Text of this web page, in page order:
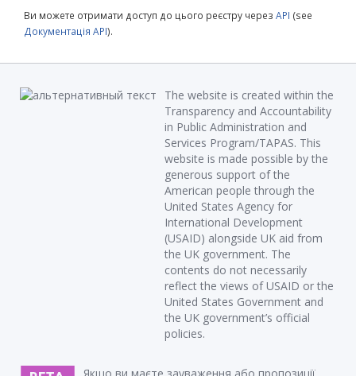
Ви можете отримати доступ до цього реєстру через API (see
Документація API).
The website is created within the
Transparency and Accountability
in Public Administration and
Services Program/TAPAS. This
website is made possible by the
generous support of the
American people through the
United States Agency for
International Development
(USAID) alongside UK aid from
the UK government. The
contents do not necessarily
reflect the views of USAID or the
United States Government and
the UK government’s official
policies.